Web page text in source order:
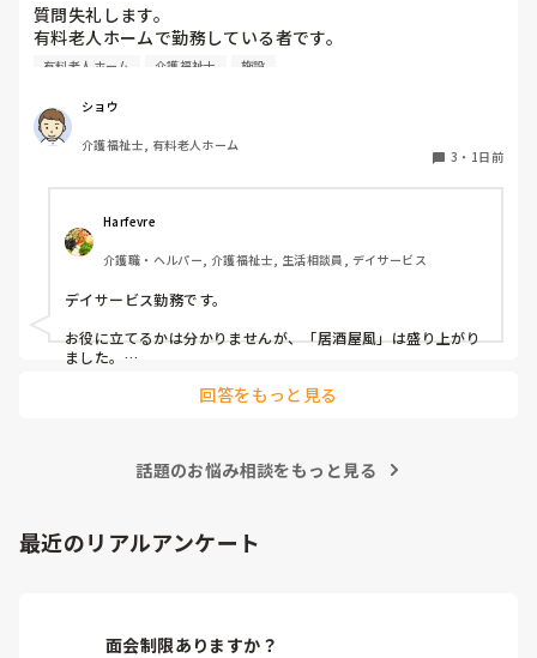
質問失礼します。
有料老人ホームで勤務している者です。
のくらいの頻度で行っているのか参考にさせていただきたく
質問いたしました。
うちの施設では現在、以下のような取り組みを行っていま
毎月：「カフェ」と称して少し豪華なおやつとコーヒー・緑
茶等の提供、カレンダー作り
隔月： ランチのテイクアウトイベント
その他： 季節ごとの定期的な行事(運動会や七夕など)
きたなと感じており、新しく喜ばれるようなアイデアを探し
イベントをしている」「年〇回、こんな大型行事がある」
と嬉しいです。
有料老人ホーム 介護福祉士 施設
ショウ
介護福祉士, 有料老人ホーム
3 ・ 1日前
Harfevre
介護職・ヘルパー, 介護福祉士, 生活相談員, デイサービス
デイサービス勤務です。
お役に立てるかは分かりませんが、「居酒屋風」は盛り上がり
ました。
回答をもっと見る
話題のお悩み相談をもっと見る
最近のリアルアンケート
面会制限ありますか？